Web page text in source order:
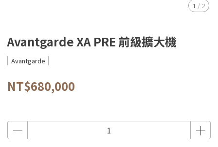
1 / 2
Avantgarde XA PRE 前級擴大機
Avantgarde
NT$680,000